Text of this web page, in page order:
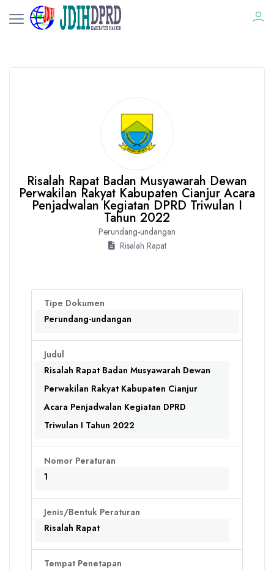
Risalah Rapat Badan Musyawarah Dewan
Perwakilan Rakyat Kabupaten Cianjur Acara
Penjadwalan Kegiatan DPRD Triwulan I
Tahun 2022
Perundang-undangan
Risalah Rapat
Tipe Dokumen
Perundang-undangan
Judul
Risalah Rapat Badan Musyawarah Dewan
Perwakilan Rakyat Kabupaten Cianjur
Acara Penjadwalan Kegiatan DPRD
Triwulan I Tahun 2022
Nomor Peraturan
1
Jenis/Bentuk Peraturan
Risalah Rapat
Tempat Penetapan